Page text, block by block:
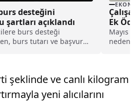
desteğini
açıklandı
burs desteği
burs tutarı ve başvuru
Ek
Mayıs
şeklinde ve canlı kilogram
yeni alıcılarını